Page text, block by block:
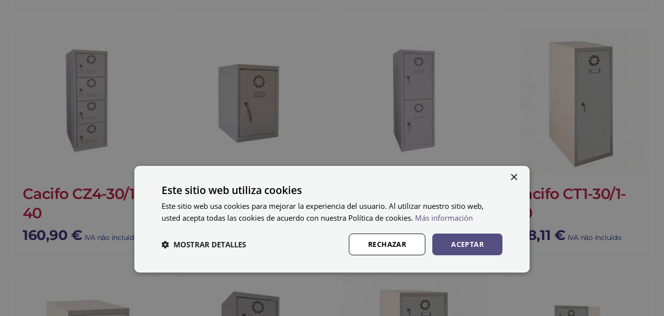
Cacifo CZ4-30/1-
40
160,90 € IVA não incluído
Cacifo CC1-30/1-
40
40
108,46€ IVA não incluído
Cacifo CT1-30/1-
40
108,11 € IVA não incluído
×
Este sitio web utiliza cookies
Este sitio web usa cookies para mejorar la experiencia del usuario. Al utilizar nuestro sitio web,
usted acepta todas las cookies de acuerdo con nuestra Política de cookies. Más información
ACEPTAR
RECHAZAR
MOSTRAR DETALLES